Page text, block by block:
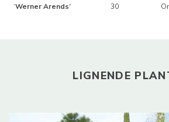
‘Werner Arends’ 30
LIGNENDE